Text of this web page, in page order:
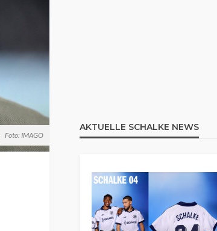
Foto: IMAGO
AKTUELLE SCHALKE NEWS